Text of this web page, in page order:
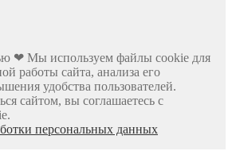
❤ Мы используем файлы cookie для
работы сайта, анализа его
удобства пользователей.
сайтом, вы соглашаетесь с
персональных данных